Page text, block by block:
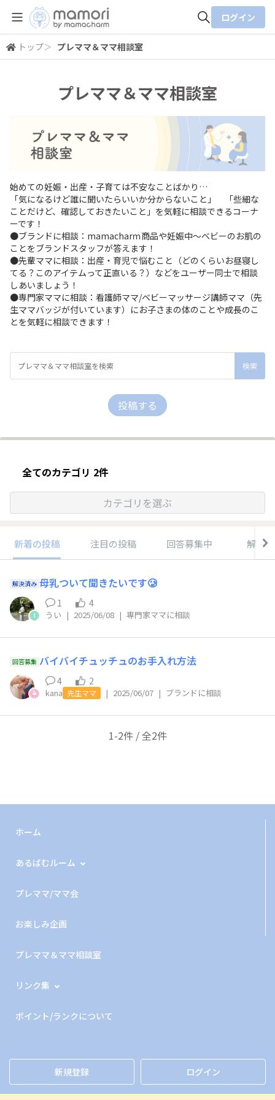
全体検索
ログイン
トップ＞ プレママ＆ママ相談室
プレママ＆ママ相談室
始めての妊娠・出産・子育ては不安なことばかり…
「気になるけど誰に聞いたらいいか分からないこと」 「些細な
ことだけど、確認しておきたいこと」を気軽に相談できるコーナ
ーです！
●ブランドに相談：mamacharｍ商品や妊娠中～ベビーのお肌の
ことをブランドスタッフが答えます！
●先輩ママに相談：出産・育児で悩むこと（どのくらいお昼寝し
てる？このアイテムって正直いる？）などをユーザー同士で相談
しあいましょう！
●専門家ママに相談：看護師ママ/ベビーマッサージ講師ママ（先
生ママバッジが付いています）にお子さまの体のことや成長のこ
とを気軽に相談できます！
投稿する
全てのカテゴリ 2件
カテゴリを選ぶ
新着の投稿 注目の投稿 回答募集中 解決
解決済み 母乳ついて聞きたいです🥲
1 4
うい | 2025/06/08 | 専門家ママに相談
回答募集 バイバイチュッチュのお手入れ方法
4 2
kana 先生ママ | 2025/06/07 | ブランドに相談
1-2件 / 全2件
ホーム
あるばむルーム
プレママ/ママ会
お楽しみ企画
プレママ＆ママ相談室
リンク集
ポイント/ランクについて
新規登録 ログイン